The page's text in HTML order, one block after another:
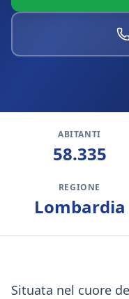
ABITANTI
58.335
REGIONE
Lombardia
Situata nel cuore